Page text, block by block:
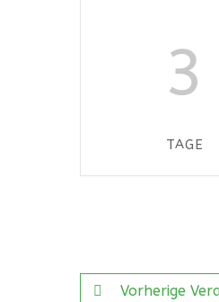
3
TAGE
Vorherige